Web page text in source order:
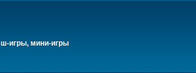
игры, мини-игры